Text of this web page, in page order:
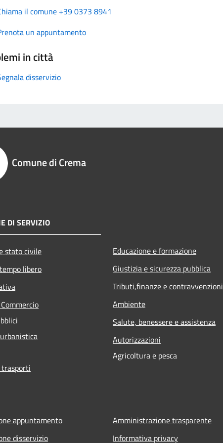
il comune +39 0373 8941
un appuntamento
in città
disservizio
Comune di Crema
DI SERVIZIO
stato civile
libero
Educazione e formazione
Giustizia e sicurezza pubblica
Tributi,finanze e contravvenzioni
Ambiente
Salute, benessere e assistenza
Autorizzazioni
Agricoltura e pesca
appuntamento
disservizio
Amministrazione trasparente
Informativa privacy